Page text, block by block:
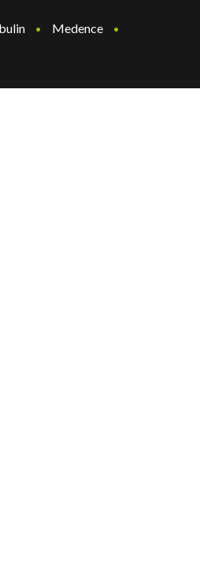
Medence